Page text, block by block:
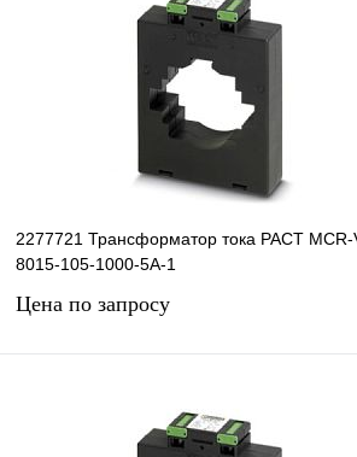
Сравнение
2277721 Трансформатор тока PACT MCR-
8015-105-1000-5A-1
Цена по запросу